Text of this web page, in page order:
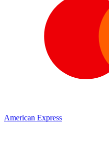
American Express